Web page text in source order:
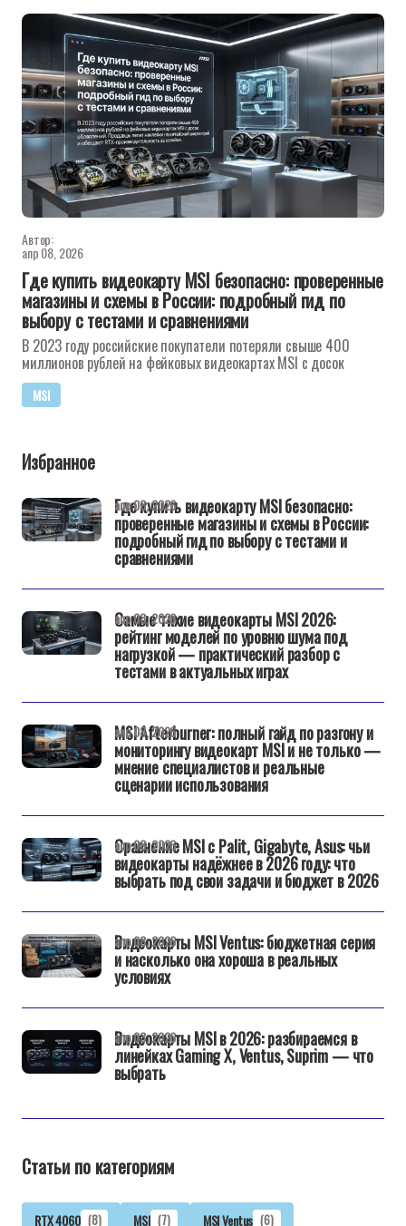
Автор:
апр 08, 2026
Где купить видеокарту MSI безопасно: проверенные
магазины и схемы в России: подробный гид по
выбору с тестами и сравнениями
В 2023 году российские покупатели потеряли свыше 400
миллионов рублей на фейковых видеокартах MSI с досок
MSI
Избранное
Где купить видеокарту MSI безопасно:
проверенные магазины и схемы в России:
подробный гид по выбору с тестами и
сравнениями
апр 08, 2026
Самые тихие видеокарты MSI 2026:
рейтинг моделей по уровню шума под
нагрузкой — практический разбор с
тестами в актуальных играх
апр 08, 2026
MSI Afterburner: полный гайд по разгону и
мониторингу видеокарт MSI и не только —
мнение специалистов и реальные
сценарии использования
апр 08, 2026
Сравнение MSI с Palit, Gigabyte, Asus: чьи
видеокарты надёжнее в 2026 году: что
выбрать под свои задачи и бюджет в 2026
апр 08, 2026
Видеокарты MSI Ventus: бюджетная серия
и насколько она хороша в реальных
условиях
апр 08, 2026
Видеокарты MSI в 2026: разбираемся в
линейках Gaming X, Ventus, Suprim — что
выбрать
апр 03, 2026
Статьи по категориям
RTX 4060 (8) MSI (7) MSI Ventus (6)